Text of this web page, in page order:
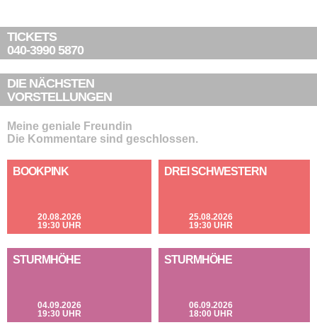
TICKETS
040-3990 5870
DIE NÄCHSTEN
VORSTELLUNGEN
Meine geniale Freundin
Die Kommentare sind geschlossen.
BOOKPINK
20.08.2026
19:30 UHR
DREI SCHWESTERN
25.08.2026
19:30 UHR
STURMHÖHE
04.09.2026
19:30 UHR
STURMHÖHE
06.09.2026
18:00 UHR